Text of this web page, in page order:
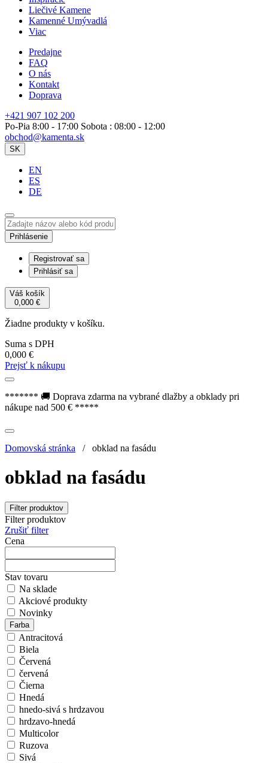
Liečivé Kamene
Kamenné Umývadlá
Viac
Predajne
FAQ
O nás
Kontakt
Doprava
+421 907 102 200
Po-Pia 8:00 - 17:00 Sobota : 08:00 - 12:00
obchod@kamenta.sk
SK
EN
ES
DE
Prihlásenie
Registrovať sa
Prihlásiť sa
Váš košík
0,000 €
Žiadne produkty v košíku.
Suma s DPH
0,000 €
Prejsť k nákupu
******* 🚚 Doprava zdarma na vybrané dlažby a obklady pri
nákupe nad 500 € *****
Domovská stránka / obklad na fasádu
obklad na fasádu
Filter produktov
Filter produktov
Zrušiť filter
Cena
Stav tovaru
Na sklade
Akciové produkty
Novinky
Farba
Antracitová
Biela
Červená
červená
Čierna
Hnedá
hnedo-sivá s hrdzavou
hrdzavo-hnedá
Multicolor
Ruzova
Sivá